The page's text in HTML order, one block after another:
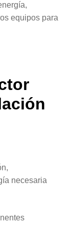
equipos para
necesaria